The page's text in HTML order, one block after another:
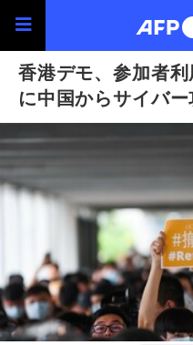
香港デモ、参加者
に中国からサイバ